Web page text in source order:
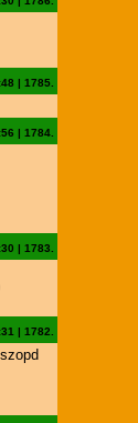
| 1785.
| 1784.
| 1783.
| 1782.